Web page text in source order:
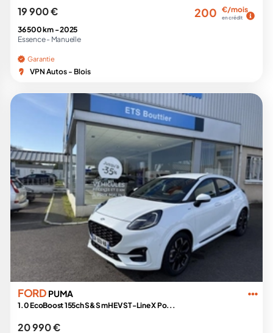
19 900 € 200 €/mois
en crédit
36 500 km -2025
Essence - Manuelle
Garantie
VPN Autos - Blois
FORD PUMA
1.0 EcoBoost 155ch S&S mHEV ST-Line X Po...
20 990 €